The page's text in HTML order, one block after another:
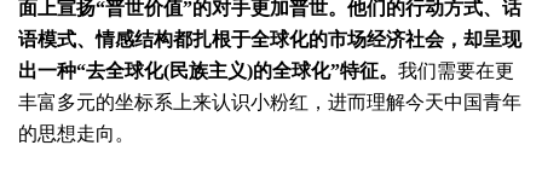
面上宣扬“普世价值”的对手更加普世。他们的行动方式、话
语模式、情感结构都扎根于全球化的市场经济社会，却呈现
出一种“去全球化(民族主义)的全球化”特征。 我们需要在更
丰富多元的坐标系上来认识小粉红，进而理解今天中国青年
的思想走向。